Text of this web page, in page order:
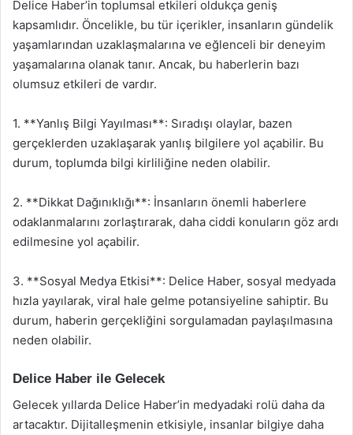
Delice Haber’in toplumsal etkileri oldukça geniş
kapsamlıdır. Öncelikle, bu tür içerikler, insanların gündelik
yaşamlarından uzaklaşmalarına ve eğlenceli bir deneyim
yaşamalarına olanak tanır. Ancak, bu haberlerin bazı
olumsuz etkileri de vardır.
1. **Yanlış Bilgi Yayılması**: Sıradışı olaylar, bazen
gerçeklerden uzaklaşarak yanlış bilgilere yol açabilir. Bu
durum, toplumda bilgi kirliliğine neden olabilir.
2. **Dikkat Dağınıklığı**: İnsanların önemli haberlere
odaklanmalarını zorlaştırarak, daha ciddi konuların göz ardı
edilmesine yol açabilir.
3. **Sosyal Medya Etkisi**: Delice Haber, sosyal medyada
hızla yayılarak, viral hale gelme potansiyeline sahiptir. Bu
durum, haberin gerçekliğini sorgulamadan paylaşılmasına
neden olabilir.
Delice Haber ile Gelecek
Gelecek yıllarda Delice Haber’in medyadaki rolü daha da
artacaktır. Dijitalleşmenin etkisiyle, insanlar bilgiye daha